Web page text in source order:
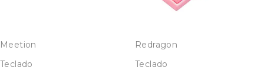
Meetion
Teclado
Redragon
Teclado